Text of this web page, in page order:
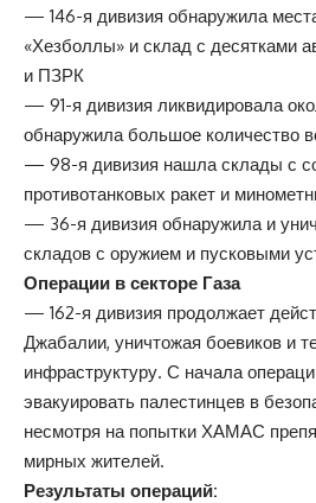
— 146-я дивизия обнаружила
«Хезболлы» и склад с десятками
и ПЗРК
— 91-я дивизия ликвидировала
обнаружила большое количество
— 98-я дивизия нашла склады с
противотанковых ракет и
— 36-я дивизия обнаружила и
складов с оружием и пусковыми
Операции в секторе Газа
— 162-я дивизия продолжает
Джабалии, уничтожая боевиков и
инфраструктуру. С начала
эвакуировать палестинцев в
несмотря на попытки ХАМАС
мирных жителей.
Результаты операций: